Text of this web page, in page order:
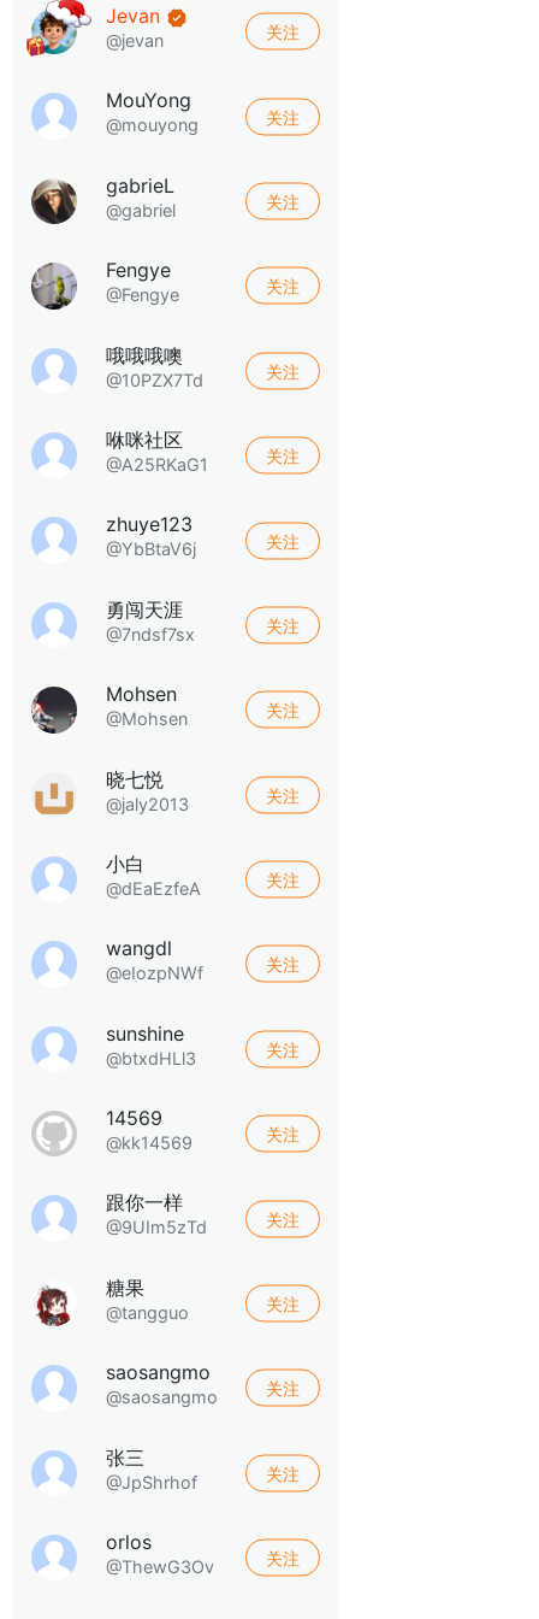
Jevan
@jevan 关注
MouYong
@mouyong 关注
gabrieL
@gabriel 关注
Fengye
@Fengye 关注
哦哦哦噢
@10PZX7Td 关注
咻咪社区
@A25RKaG1 关注
zhuye123
@YbBtaV6j 关注
勇闯天涯
@7ndsf7sx 关注
Mohsen
@Mohsen 关注
晓七悦
@jaly2013 关注
小白
@dEaEzfeA 关注
wangdl
@eIozpNWf 关注
sunshine
@btxdHLl3 关注
14569
@kk14569 关注
跟你一样
@9UIm5zTd 关注
糖果
@tangguo 关注
saosangmo
@saosangmo 关注
张三
@JpShrhof 关注
orlos
@ThewG3Ov 关注